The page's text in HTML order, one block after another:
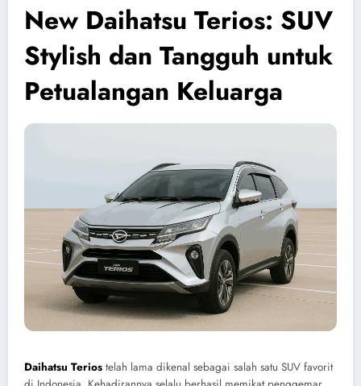
New Daihatsu Terios: SUV
Stylish dan Tangguh untuk
Petualangan Keluarga
Daihatsu Terios telah lama dikenal sebagai salah satu SUV favorit